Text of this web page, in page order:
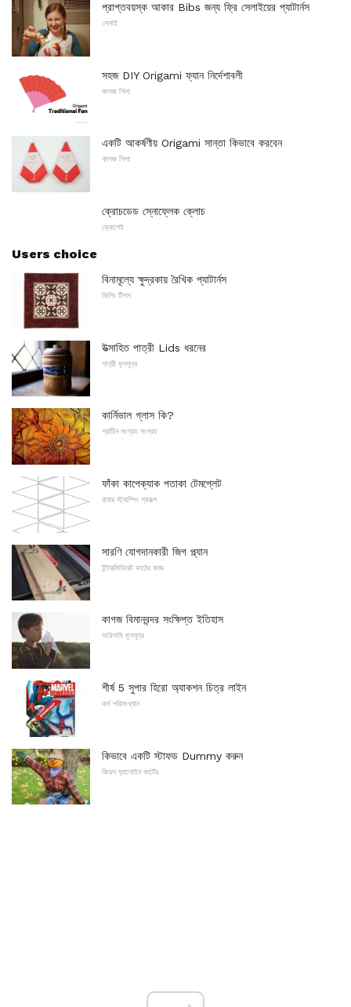
প্রাপ্তবয়স্ক আকার Bibs জন্য ফ্রি সেলাইয়ের প্যাটার্নস
সেলাই
সহজ DIY Origami ফ্যান নির্দেশাবলী
কাগজ শিলা
একটি আকর্ষণীয় Origami সান্তা কিভাবে করবেন
কাগজ শিলা
ক্রোচডেড স্নোফ্লেক ক্লোচ
ক্রোশেই
Users choice
বিনামূল্যে ক্ষুদ্রকায় রৈখিক প্যাটার্নস
কিলিং টিপস
উত্সাহিত পাত্রী Lids ধরনের
পাত্রী মূলসূত্র
কার্নিভাল গ্লাস কি?
প্রাচীন সংগ্রহ সংগ্রহ
ফাঁকা কাপেক্যাক পতাকা টেমপ্লেট
রাবার স্ট্যাম্পিং প্রকল্প
সারণি যোগদানকারী জিগ প্ল্যান
ইন্টারমিডিয়েট কাঠের কাজ
কাগজ বিমানবন্দর সংক্ষিপ্ত ইতিহাস
অরিগামি মূলসূত্র
শীর্ষ 5 সুপার হিরো অ্যাকশন চিত্র লাইন
কর্ম পরিসংখ্যান
কিভাবে একটি স্টাফড Dummy করুন
কিডস হ্যালোইন কার্টের